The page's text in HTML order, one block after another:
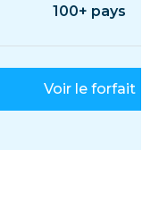
100+ pays
Voir le forfait